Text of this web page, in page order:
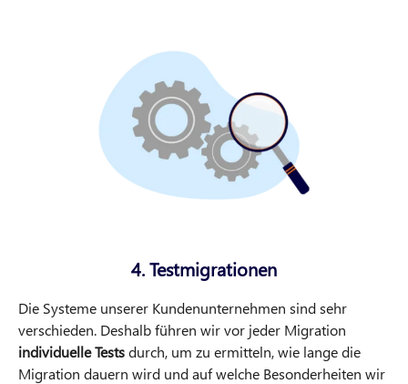
4. Testmigrationen
Die Systeme unserer Kundenunternehmen sind sehr
verschieden. Deshalb führen wir vor jeder Migration
individuelle Testsdurch, um zu ermitteln, wie lange die
Migration dauern wird und auf welche Besonderheiten wir